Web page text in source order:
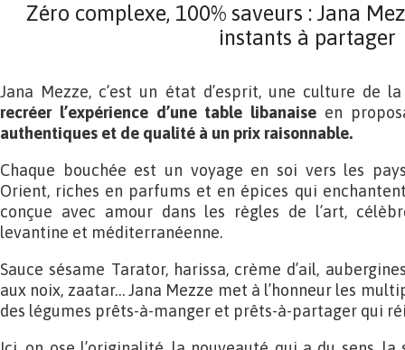
Zéro complexe, 100% saveurs : Jana
instants à partager
Jana Mezze, c’est un état d’esprit, une culture de
recréer l’expérience d’une table libanaise en
authentiques et de qualité à un prix raisonnable.
Chaque bouchée est un voyage en soi vers les
Orient, riches en parfums et en épices qui
conçue avec amour dans les règles de l’art,
levantine et méditerranéenne.
Sauce sésame Tarator, harissa, crème d’ail,
aux noix, zaatar… Jana Mezze met à l’honneur les
des légumes prêts-à-manger et prêts-à-partager qui